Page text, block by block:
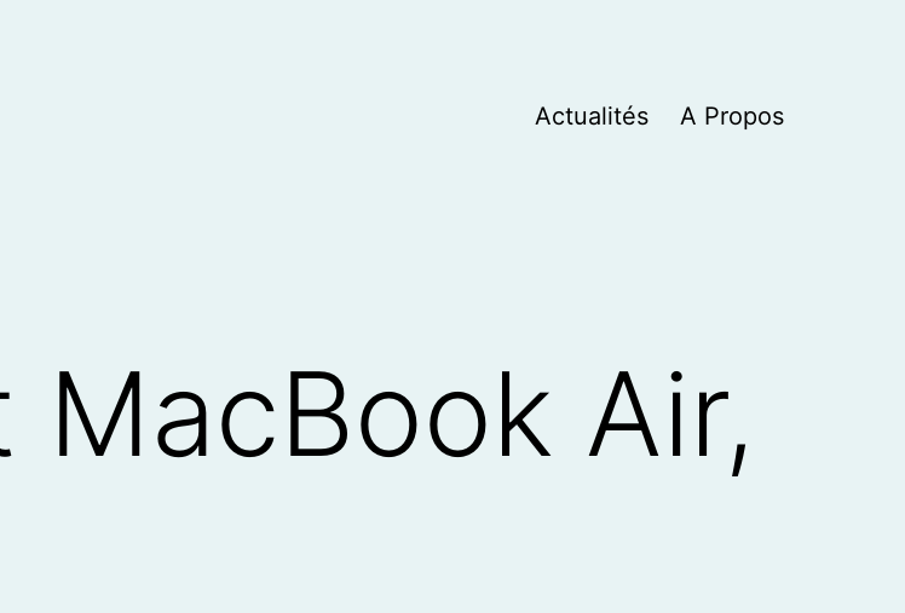
Actualités A Propos
MacBook Air,